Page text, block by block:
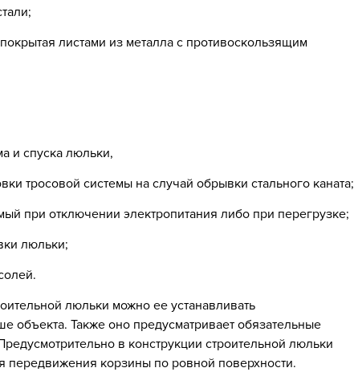
листами из металла с противоскользящим
и спуска люльки,
тросовой системы на случай обрывки стального каната;
при отключении электропитания либо при перегрузке;
люльки;
люльки можно ее устанавливать
объекта. Также оно предусматривает обязательные
в конструкции строительной люльки
передвижения корзины по ровной поверхности.